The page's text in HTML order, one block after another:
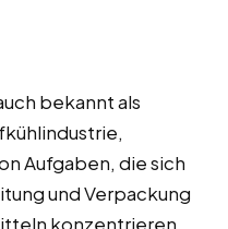
bekannt als
Aufgaben, die sich
und Verpackung
konzentrieren.